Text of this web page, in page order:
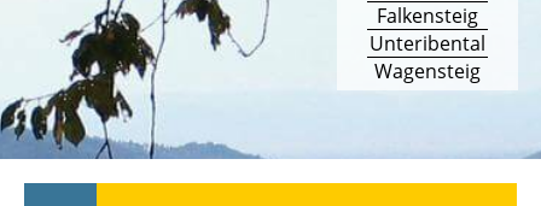
Falkensteig
Unteribental
Wagensteig